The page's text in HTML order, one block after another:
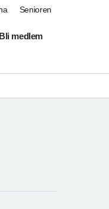
Senioren
Bli medlem